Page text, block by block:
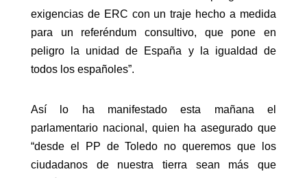
exigencias de ERC con un traje hecho a medida
para un referéndum consultivo, que pone en
peligro la unidad de España y la igualdad de
todos los españoles”.
Así lo ha manifestado esta mañana el
parlamentario nacional, quien ha asegurado que
“desde el PP de Toledo no queremos que los
ciudadanos de nuestra tierra sean más que